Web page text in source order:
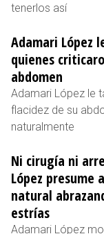
tenerlos así
Adamari López
quienes
abdomen
Adamari López le
flacidez de su
naturalmente
Ni cirugía ni
López presume
natural
estrías
Adamari López